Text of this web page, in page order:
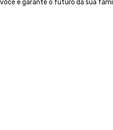
e garante o futuro da sua